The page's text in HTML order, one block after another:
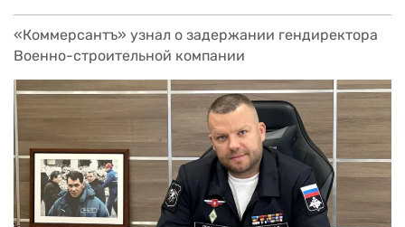
«Коммерсантъ» узнал о задержании гендиректора
Военно-строительной компании